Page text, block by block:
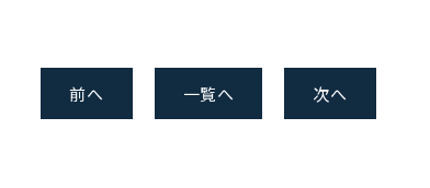
前へ 一覧へ 次へ